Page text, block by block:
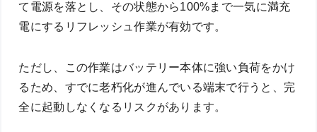
て電源を落とし、その状態から100%まで一気に満充
電にするリフレッシュ作業が有効です。
ただし、この作業はバッテリー本体に強い負荷をかけ
るため、すでに老朽化が進んでいる端末で行うと、完
全に起動しなくなるリスクがあります。